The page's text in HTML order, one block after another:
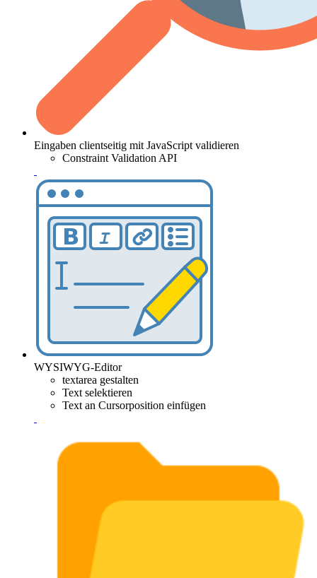
Constraint Validation API
WYSIWYG-Editor
textarea gestalten
Text selektieren
Text an Cursorposition einfügen